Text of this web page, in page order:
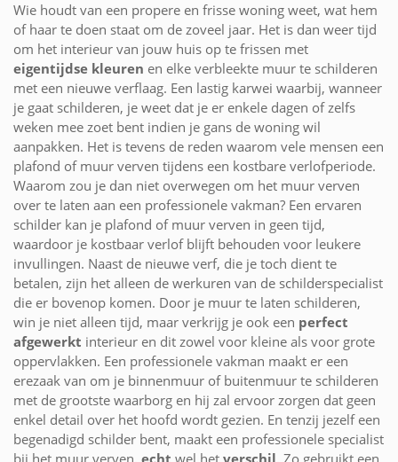
Wie houdt van een propere en frisse woning weet, wat hem
of haar te doen staat om de zoveel jaar. Het is dan weer tijd
om het interieur van jouw huis op te frissen met
eigentijdse kleuren en elke verbleekte muur te schilderen
met een nieuwe verflaag. Een lastig karwei waarbij, wanneer
je gaat schilderen, je weet dat je er enkele dagen of zelfs
weken mee zoet bent indien je gans de woning wil
aanpakken. Het is tevens de reden waarom vele mensen een
plafond of muur verven tijdens een kostbare verlofperiode.
Waarom zou je dan niet overwegen om het muur verven
over te laten aan een professionele vakman? Een ervaren
schilder kan je plafond of muur verven in geen tijd,
waardoor je kostbaar verlof blijft behouden voor leukere
invullingen. Naast de nieuwe verf, die je toch dient te
betalen, zijn het alleen de werkuren van de schilderspecialist
die er bovenop komen. Door je muur te laten schilderen,
win je niet alleen tijd, maar verkrijg je ook een perfect
afgewerkt interieur en dit zowel voor kleine als voor grote
oppervlakken. Een professionele vakman maakt er een
erezaak van om je binnenmuur of buitenmuur te schilderen
met de grootste waarborg en hij zal ervoor zorgen dat geen
enkel detail over het hoofd wordt gezien. En tenzij jezelf een
begenadigd schilder bent, maakt een professionele specialist